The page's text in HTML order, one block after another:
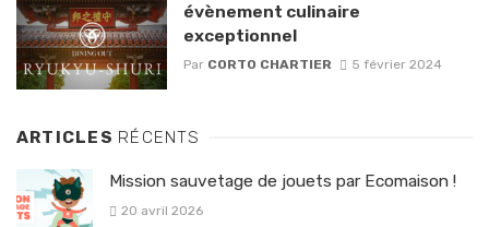
évènement culinaire
exceptionnel
Par CORTO CHARTIER 5 février 2024
ARTICLES RÉCENTS
Mission sauvetage de jouets par Ecomaison !
20 avril 2026